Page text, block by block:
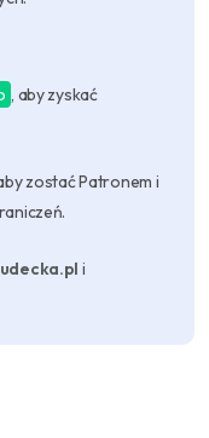
, aby zyskać
zostać Patronem i
i